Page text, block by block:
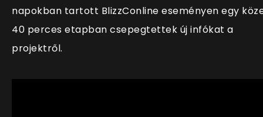
napokban tartott BlizzConline eseményen egy
40 perces etapban csepegtettek új infókat a
projektről.